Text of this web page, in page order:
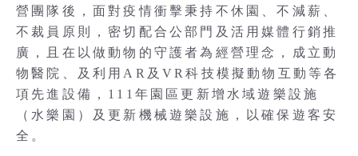
營團隊後，面對疫情衝擊秉持不休園、不減薪、
不裁員原則，密切配合公部門及活用媒體行銷推
廣，且在以做動物的守護者為經營理念，成立動
物醫院、及利用AR及VR科技模擬動物互動等各
項先進設備，111年園區更新增水域遊樂設施
（水樂園）及更新機械遊樂設施，以確保遊客安
全。